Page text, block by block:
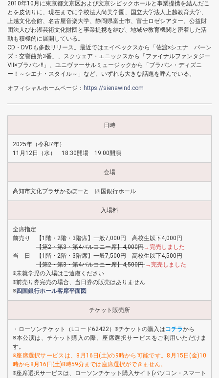
2010年10月に東京都文京区および文京シビックホールと事業提携を結んだこ
とを皮切りに、現在までに学校法人尚美学園、国立大学法人上越教育大学、
上越文化会館、名古屋音楽大学、静岡県富士市、富士ロゼシアター、公益財
団法人びわ湖芸術文化財団と事業提携を結び、地域や教育機関と密着した活
動も積極的に展開している。
CD・DVDも多数リリース。最近ではエイベックスから「佐渡×シエナ バーン
ズ：交響曲第3番」、スクウェア・エニックスから「ファイナルファンタジー
Ⅶ×ブラバン!!」、ユニヴァーサルミュージックから「ブラバン・ディズニ
ー！～シエナ・スタイル～」など、いずれも大きな話題を呼んでいる。
オフィシャルホームページ： https://sienawind.com
日時
2025年（令和7年）
11月12日（水） 18:30開場 19:00開演
会場
高知市文化プラザかるぽーと 四国銀行ホール
入場料
全席指定
前売り 【1階・2階・3階席】一般7,000円 高校生以下4,000円
【第2・第3・第4バルコニー席】4,000円→完売しました
当 日 【1階・2階・3階席】一般7,500円 高校生以下4,500円
【第2・第3・第4バルコニー席】4,500円→完売しました
※未就学児の入場はご遠慮ください
※前売り券完売の場合、当日券の販売はありません
※四国銀行ホール客席平面図
チケット販売所
・ローソンチケット（Lコード62422）※チケットの購入はコチラから
※本公演は、チケット購入の際、座席選択サービスをご利用いただけま
す。
※座席選択サービスは、8月16日(土)の9時から可能です。8月15日(金)10
時から8月16日(土)8時59分までは座席選択ができません。
※座席選択サービスは、ローソンチケット購入サイト(パソコン・スマート